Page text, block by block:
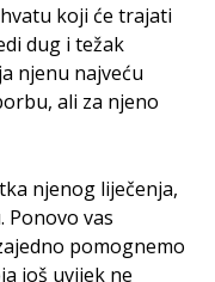
koji će trajati
dug i težak
njenu najveću
ali za njeno
njenog liječenja,
Ponovo vas
pomognemo
još uvijek ne